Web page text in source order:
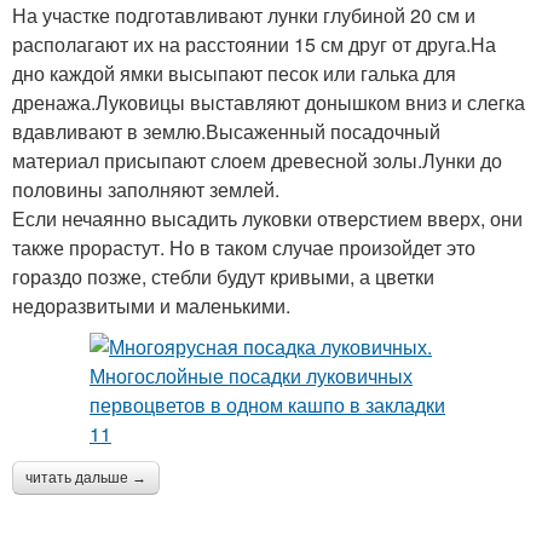
На участке подготавливают лунки глубиной 20 см и
располагают их на расстоянии 15 см друг от друга.На
дно каждой ямки высыпают песок или галька для
дренажа.Луковицы выставляют донышком вниз и слегка
вдавливают в землю.Высаженный посадочный
материал присыпают слоем древесной золы.Лунки до
половины заполняют землей.
Если нечаянно высадить луковки отверстием вверх, они
также прорастут. Но в таком случае произойдет это
гораздо позже, стебли будут кривыми, а цветки
недоразвитыми и маленькими.
читать дальше →